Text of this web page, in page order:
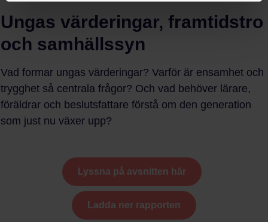
Ungas värderingar, framtidstro
och samhällssyn
Vad formar ungas värderingar? Varför är ensamhet och
trygghet så centrala frågor? Och vad behöver lärare,
föräldrar och beslutsfattare förstå om den generation
som just nu växer upp?
Lyssna på avsnitten här
Ladda ner rapporten